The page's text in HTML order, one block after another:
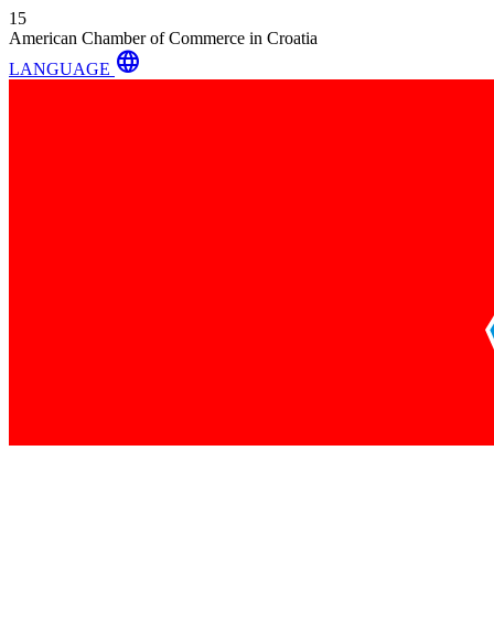
15
American Chamber of Commerce in Croatia
LANGUAGE language